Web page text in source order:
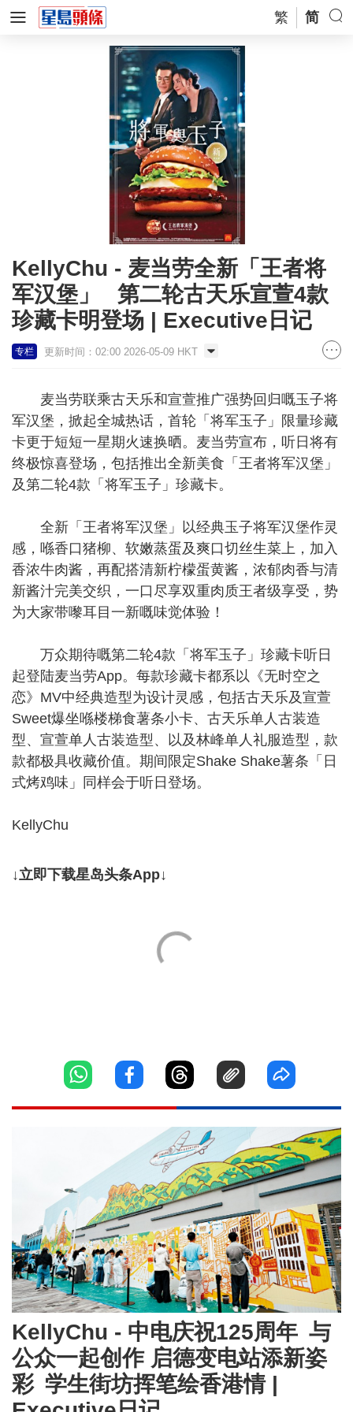
繁 简
KellyChu - 麦当劳全新「王者将
军汉堡」 第二轮古天乐宣萱4款
珍藏卡明登场 | Executive日记
专栏 更新时间：02:00 2026-05-09 HKT
麦当劳联乘古天乐和宣萱推广强势回归嘅玉子将
军汉堡，掀起全城热话，首轮「将军玉子」限量珍藏
卡更于短短一星期火速换晒。麦当劳宣布，听日将有
终极惊喜登场，包括推出全新美食「王者将军汉堡」
及第二轮4款「将军玉子」珍藏卡。
全新「王者将军汉堡」以经典玉子将军汉堡作灵
感，喺香口猪柳、软嫩蒸蛋及爽口切丝生菜上，加入
香浓牛肉酱，再配搭清新柠檬蛋黄酱，浓郁肉香与清
新酱汁完美交织，一口尽享双重肉质王者级享受，势
为大家带嚟耳目一新嘅味觉体验！
万众期待嘅第二轮4款「将军玉子」珍藏卡听日
起登陆麦当劳App。每款珍藏卡都系以《无时空之
恋》MV中经典造型为设计灵感，包括古天乐及宣萱
Sweet爆坐喺楼梯食薯条小卡、古天乐单人古装造
型、宣萱单人古装造型、以及林峰单人礼服造型，款
款都极具收藏价值。期间限定Shake Shake薯条「日
式烤鸡味」同样会于听日登场。
KellyChu
↓立即下载星岛头条App↓
KellyChu - 中电庆祝125周年 与
公众一起创作 启德变电站添新姿
彩 学生街坊挥笔绘香港情 |